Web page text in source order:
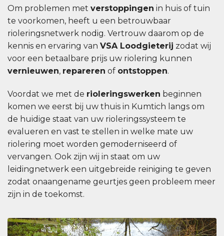
Om problemen met verstoppingen in huis of tuin
te voorkomen, heeft u een betrouwbaar
rioleringsnetwerk nodig. Vertrouw daarom op de
kennis en ervaring van VSA Loodgieterij zodat wij
voor een betaalbare prijs uw riolering kunnen
vernieuwen, repareren of ontstoppen.
Voordat we met de rioleringswerken beginnen
komen we eerst bij uw thuis in Kumtich langs om
de huidige staat van uw rioleringssysteem te
evalueren en vast te stellen in welke mate uw
riolering moet worden gemoderniseerd of
vervangen. Ook zijn wij in staat om uw
leidingnetwerk een uitgebreide reiniging te geven
zodat onaangename geurtjes geen probleem meer
zijn in de toekomst.